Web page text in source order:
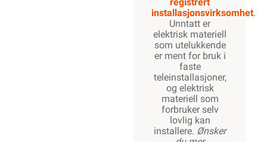
installasjonsvirksomhet.
Unntatt er
elektrisk materiell
som utelukkende
er ment for bruk i
faste
teleinstallasjoner,
og elektrisk
materiell som
forbruker selv
lovlig kan
installere. Ønsker